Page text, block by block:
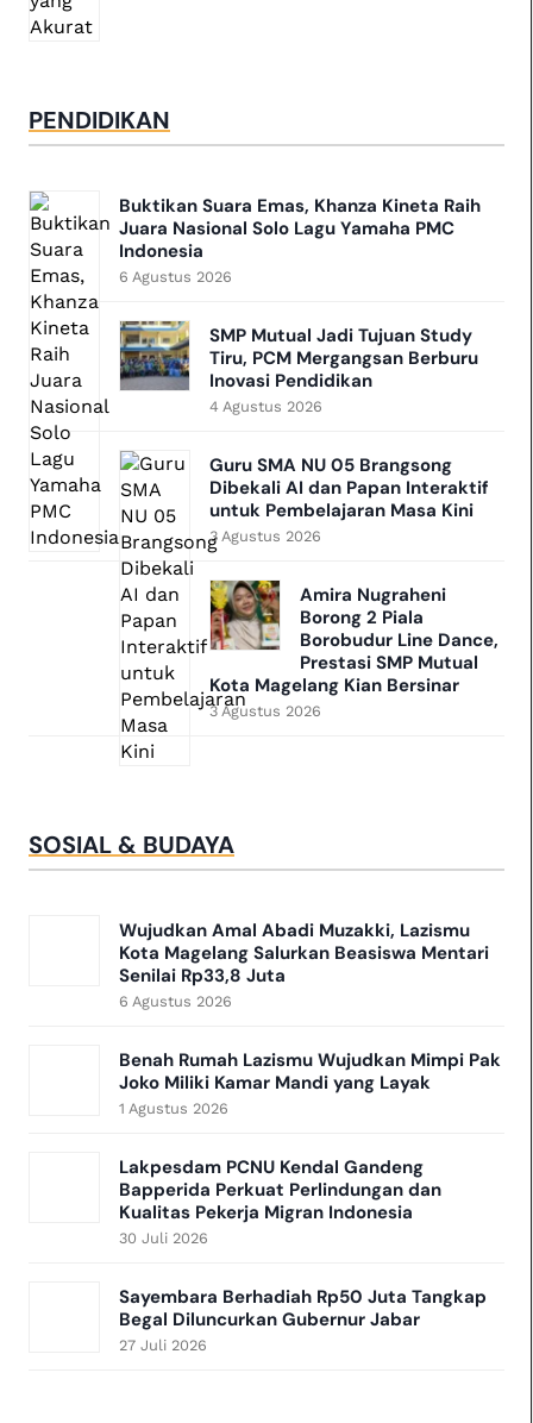
PENDIDIKAN
Buktikan Suara Emas, Khanza Kineta Raih
Juara Nasional Solo Lagu Yamaha PMC
Indonesia
6 Agustus 2026
SMP Mutual Jadi Tujuan Study
Tiru, PCM Mergangsan Berburu
Inovasi Pendidikan
4 Agustus 2026
Guru SMA NU 05 Brangsong
Dibekali AI dan Papan Interaktif
untuk Pembelajaran Masa Kini
3 Agustus 2026
Amira Nugraheni
Borong 2 Piala
Borobudur Line Dance,
Prestasi SMP Mutual
Kota Magelang Kian Bersinar
3 Agustus 2026
SOSIAL & BUDAYA
Wujudkan Amal Abadi Muzakki, Lazismu
Kota Magelang Salurkan Beasiswa Mentari
Senilai Rp33,8 Juta
6 Agustus 2026
Benah Rumah Lazismu Wujudkan Mimpi Pak
Joko Miliki Kamar Mandi yang Layak
1 Agustus 2026
Lakpesdam PCNU Kendal Gandeng
Bapperida Perkuat Perlindungan dan
Kualitas Pekerja Migran Indonesia
30 Juli 2026
Sayembara Berhadiah Rp50 Juta Tangkap
Begal Diluncurkan Gubernur Jabar
27 Juli 2026